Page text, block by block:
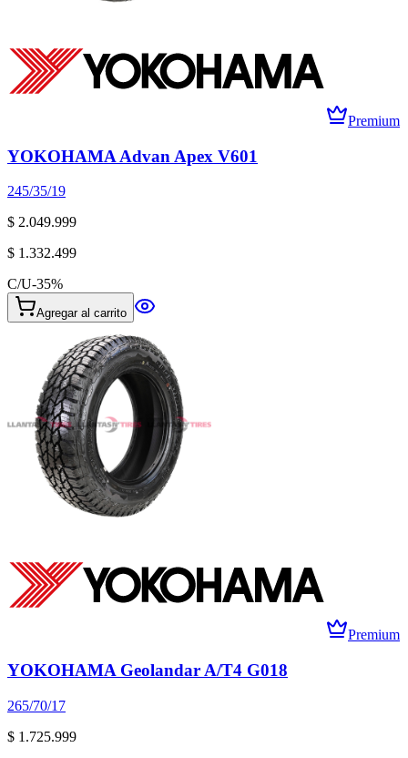
Premium
YOKOHAMA Advan Apex V601
245/35/19
$ 2.049.999
$ 1.332.499
C/U-35%
Agregar al carrito
Premium
YOKOHAMA Geolandar A/T4 G018
265/70/17
$ 1.725.999